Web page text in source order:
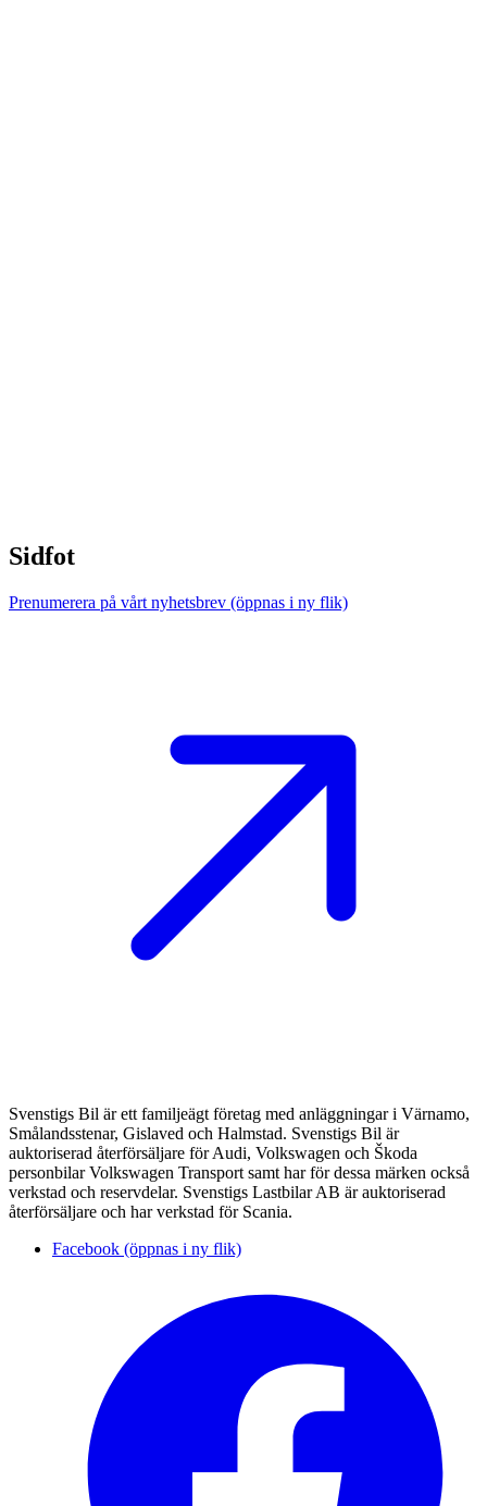
Sidfot
Prenumerera på vårt nyhetsbrev (öppnas i ny flik)
Svenstigs Bil är ett familjeägt företag med anläggningar i Värnamo,
Smålandsstenar, Gislaved och Halmstad. Svenstigs Bil är
auktoriserad återförsäljare för Audi, Volkswagen och Škoda
personbilar Volkswagen Transport samt har för dessa märken också
verkstad och reservdelar. Svenstigs Lastbilar AB är auktoriserad
återförsäljare och har verkstad för Scania.
Facebook (öppnas i ny flik)